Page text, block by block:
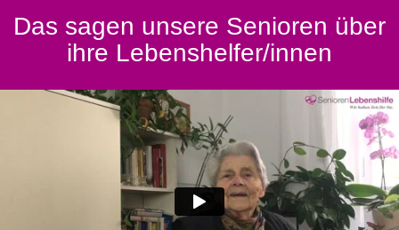
Das sagen unsere Senioren über
ihre Lebenshelfer/innen